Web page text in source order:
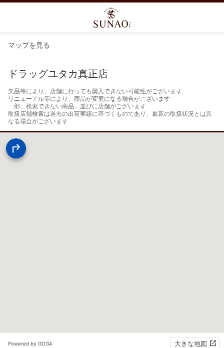
マップを見る
ドラッグユタカ真正店
欠品等により、店舗に行っても購入できない可能性がございます
リニューアル等により、商品が変更になる場合がございます
一部、検索できない商品、並びに店舗がございます
取扱店舗検索は過去の出荷実績に基づくものであり、最新の取扱状況とは異
なる場合がございます
Powered by GOGA 大きな地図